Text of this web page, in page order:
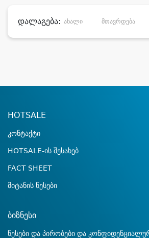
დალაგება: ახალი მთავრდება
HOTSALE
კონტაქტი
HOTSALE-ის შესახებ
FACT SHEET
მიტანის წესები
ბიზნესი
წესები და პირობები და